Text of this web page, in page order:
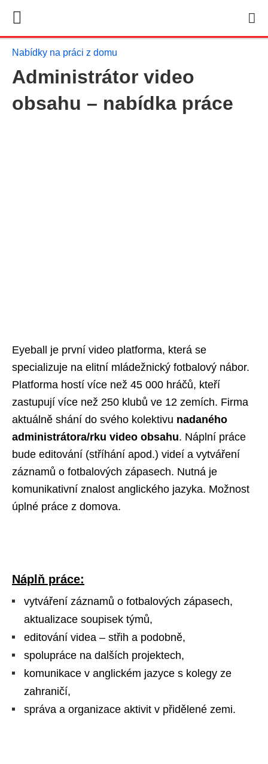
Nabídky na práci z domu
Administrátor video
obsahu – nabídka práce
Eyeball je první video platforma, která se
specializuje na elitní mládežnický fotbalový nábor.
Platforma hostí více než 45 000 hráčů, kteří
zastupují více než 250 klubů ve 12 zemích. Firma
aktuálně shání do svého kolektivu nadaného
administrátora/rku video obsahu. Náplní práce
bude editování (stříhání apod.) videí a vytváření
záznamů o fotbalových zápasech. Nutná je
komunikativní znalost anglického jazyka. Možnost
úplné práce z domova.
Náplň práce:
vytváření záznamů o fotbalových zápasech,
aktualizace soupisek týmů,
editování videa – střih a podobně,
spolupráce na dalších projektech,
komunikace v anglickém jazyce s kolegy ze
zahraničí,
správa a organizace aktivit v přidělené zemi.